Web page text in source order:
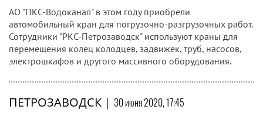
АО "ПКС-Водоканал" в этом году приобрели
автомобильный кран для погрузочно-разгрузочных работ.
Сотрудники "РКС-Петрозаводск" используют краны для
перемещения колец колодцев, задвижек, труб, насосов,
электрошкафов и другого массивного оборудования.
ПЕТРОЗАВОДСК | 30 июня 2020, 17:45